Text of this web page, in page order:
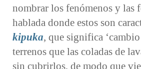
nombrar los fenómenos y las
hablada donde estos son
kipuka, que significa
terrenos que las coladas de
sin cubrirlos, de modo que